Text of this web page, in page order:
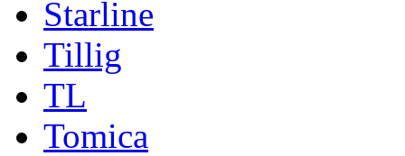
Starline
Tillig
TL
Tomica